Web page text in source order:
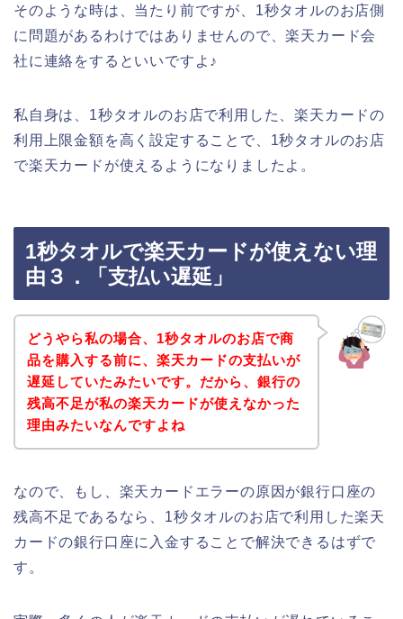
そのような時は、当たり前ですが、1秒タオルのお店側
に問題があるわけではありませんので、楽天カード会
社に連絡をするといいですよ♪
私自身は、1秒タオルのお店で利用した、楽天カードの
利用上限金額を高く設定することで、1秒タオルのお店
で楽天カードが使えるようになりましたよ。
1秒タオルで楽天カードが使えない理
由３．「支払い遅延」
どうやら私の場合、1秒タオルのお店で商
品を購入する前に、楽天カードの支払いが
遅延していたみたいです。だから、銀行の
残高不足が私の楽天カードが使えなかった
理由みたいなんですよね
なので、もし、楽天カードエラーの原因が銀行口座の
残高不足であるなら、1秒タオルのお店で利用した楽天
カードの銀行口座に入金することで解決できるはずで
す。